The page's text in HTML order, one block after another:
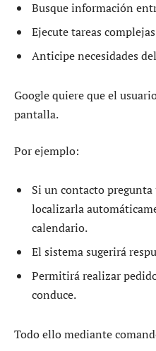
Busque información
Ejecute tareas complejas
Anticipe necesidades
Google quiere que el
pantalla.
Por ejemplo:
Si un contacto
localizarla
calendario.
El sistema sugerirá
Permitirá realizar
conduce.
Todo ello mediante